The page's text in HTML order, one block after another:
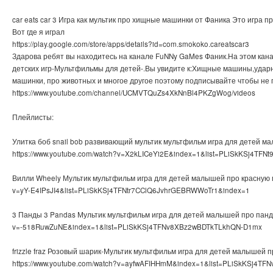
car eats car 3 Игра как мультик про хищные машинки от Фаника Это игра
Вот где я играл
https://play.google.com/store/apps/details?id=com.smokoko.careatscar3
Здарова ребят вы находитесь на канале FuNNy GaMes Фаник.На этом
детских игр-Мультфильмы для детей-.Вы увидите к:Хищные
машинки, про животных и многое другое поэтому подписывайте чтобы
https://www.youtube.com/channel/UCMVTQuZs4XkNnBl4PKZgWog/videos
Плейлисты:
Улитка боб snail bob развивающий мультик мультфильм игра для детей
https://www.youtube.com/
Вилли Wheely Мультик мультфильм игра для детей малышей про красную
v=yY-E4IPsJI4&list=PLiSkKSj4TFNtr7CClQ6JvhrGEBRWWoTr1&index=1
3 Панды 3 Pandas Мультик мультфильм игра для детей малышей про
v=-518RuwZuNE&index=1&list=PLiSkKSj4TFNv8XBz2wBDTkTLkhQN-D1mx
frizzle fraz Розовый шарик-Мультик мультфильм игра для детей малышей
https://www.youtube.com/